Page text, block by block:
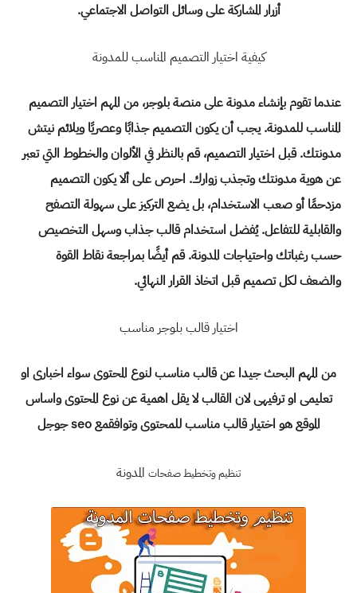
أزرار المشاركة على وسائل التواصل الاجتماعي.
كيفية اختيار التصميم المناسب للمدونة
عندما تقوم بإنشاء مدونة على منصة بلوجر، من المهم اختيار التصميم
المناسب للمدونة. يجب أن يكون التصميم جذابًا وعصريًا ويلائم نيتش
مدونتك. قبل اختيار التصميم، قم بالنظر في الألوان والخطوط التي تعبر
عن هوية مدونتك وتجذب زوارك. احرص على ألا يكون التصميم
مزدحمًا أو صعب الاستخدام، بل يضع التركيز على سهولة التصفح
والقابلية للتفاعل. يُفضل استخدام قالب جذاب وسهل التخصيص
حسب رغباتك واحتياجات المدونة. قم أيضًا بمراجعة نقاط القوة
والضعف لكل تصميم قبل اتخاذ القرار النهائي.
اختيار قالب بلوجر مناسب
من المهم البحث جيدا عن قالب مناسب لنوع المحتوى سواء اخبارى او
تعليمى او ترفيهى لان القالب لا يقل اهمية عن نوع المحتوى واساس
الموقع هو اختيار قالب مناسب للمحتوى وتوافقمع seo جوجل
تنظيم وتخطيط صفحات المدونة